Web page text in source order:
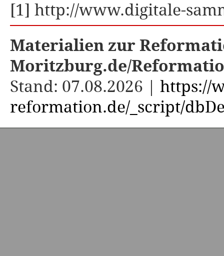
[1] http://www.digitale-
Materialien zur
Moritzburg.de/
Stand: 07.08.2026 | https://
reformation.de/_script/